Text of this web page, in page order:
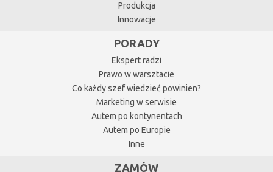
Produkcja
Innowacje
PORADY
Ekspert radzi
Prawo w warsztacie
Co każdy szef wiedzieć powinien?
Marketing w serwisie
Autem po kontynentach
Autem po Europie
Inne
ZAMÓW